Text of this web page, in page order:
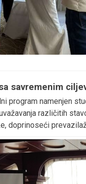
savremenim
program namenjen
različitih
doprinoseći